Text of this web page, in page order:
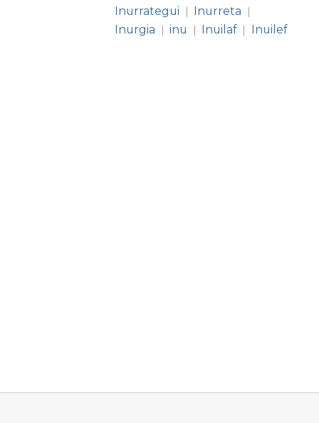
Inurrategui | Inurreta |
Inurgia | inu | Inuilaf | Inuilef